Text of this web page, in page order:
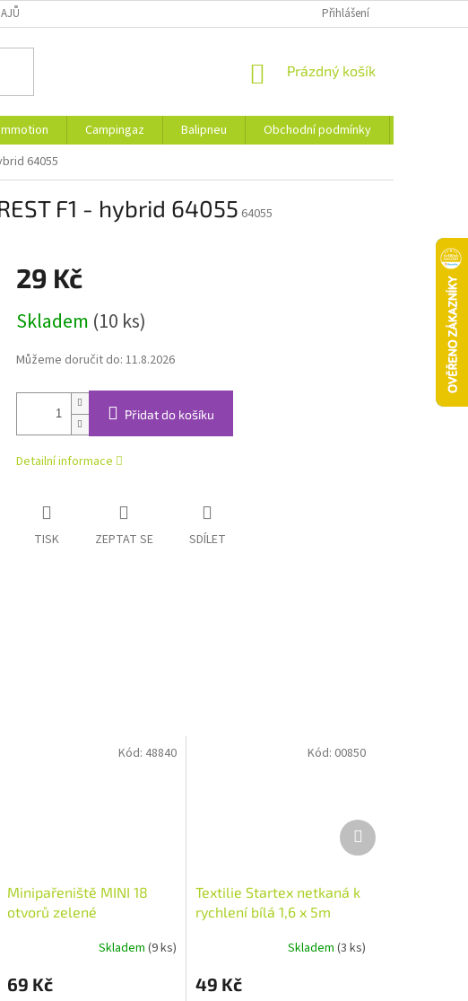
Přihlášení
NÁKUPNÍ
Prázdný košík
Campingaz Balipneu Obchodní podmínky
64055
F1 - hybrid 64055 64055
29 Kč
cena:
Skladem (10 ks)
Můžeme doručit do: 11.8.2026
Přidat do košíku
Detailní informace
TISK ZEPTAT SE SDÍLET
Minipařeniště MINI 18
otvorů zelené
Skladem(9 ks)
69 Kč
Kód: 48840
Textilie Startex netkaná k
rychlení bílá 1,6 x 5m
Skladem (3 ks)
49 Kč
Kód: 00850
Další
produkt